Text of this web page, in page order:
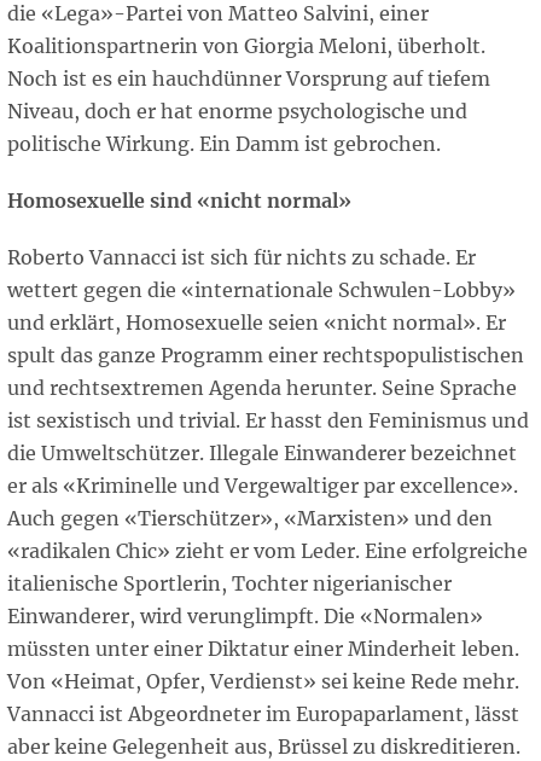
die «Lega»-Partei von Matteo Salvini, einer
Koalitionspartnerin von Giorgia Meloni, überholt.
Noch ist es ein hauchdünner Vorsprung auf tiefem
Niveau, doch er hat enorme psychologische und
politische Wirkung. Ein Damm ist gebrochen.
Homosexuelle sind «nicht normal»
Roberto Vannacci ist sich für nichts zu schade. Er
wettert gegen die «internationale Schwulen-Lobby»
und erklärt, Homosexuelle seien «nicht normal». Er
spult das ganze Programm einer rechtspopulistischen
und rechtsextremen Agenda herunter. Seine Sprache
ist sexistisch und trivial. Er hasst den Feminismus und
die Umweltschützer. Illegale Einwanderer bezeichnet
er als «Kriminelle und Vergewaltiger par excellence».
Auch gegen «Tierschützer», «Marxisten» und den
«radikalen Chic» zieht er vom Leder. Eine erfolgreiche
italienische Sportlerin, Tochter nigerianischer
Einwanderer, wird verunglimpft. Die «Normalen»
müssten unter einer Diktatur einer Minderheit leben.
Von «Heimat, Opfer, Verdienst» sei keine Rede mehr.
Vannacci ist Abgeordneter im Europaparlament, lässt
aber keine Gelegenheit aus, Brüssel zu diskreditieren.